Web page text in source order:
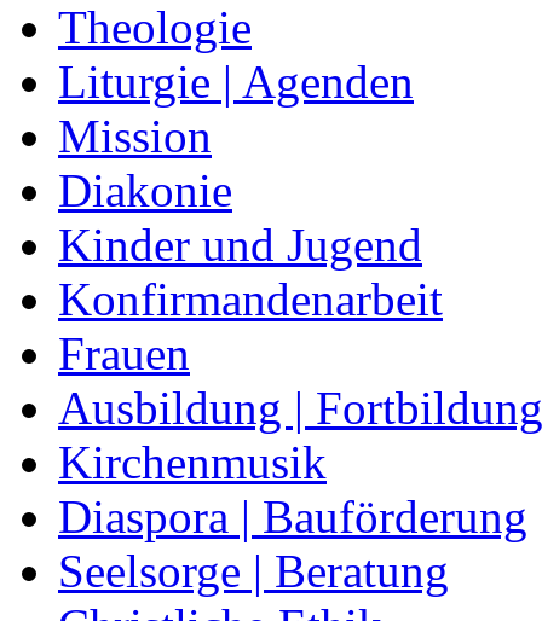
Theologie
Liturgie | Agenden
Mission
Diakonie
Kinder und Jugend
Konfirmandenarbeit
Frauen
Ausbildung | Fortbildung
Kirchenmusik
Diaspora | Bauförderung
Seelsorge | Beratung